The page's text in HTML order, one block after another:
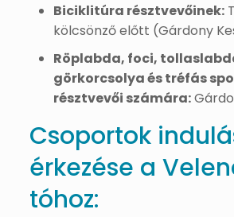
Biciklitúra résztvevőinek:
kölcsönző előtt (Gárdony
Röplabda, foci,
görkorcsolya és tréfás
résztvevői számára:
Csoportok
érkezése a
tóhoz: